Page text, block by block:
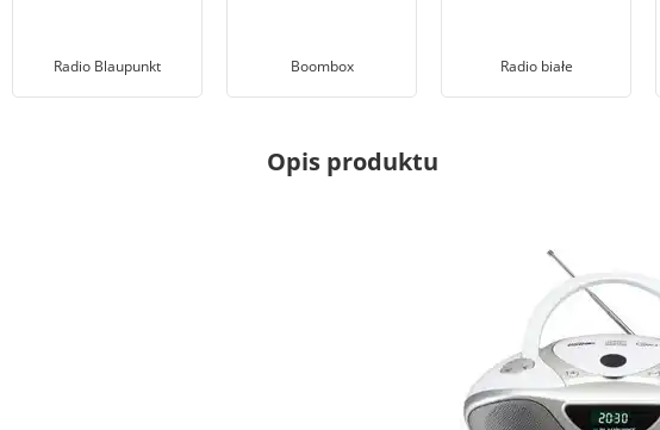
Radio Blaupunkt Boombox Radio białe
Opis produktu